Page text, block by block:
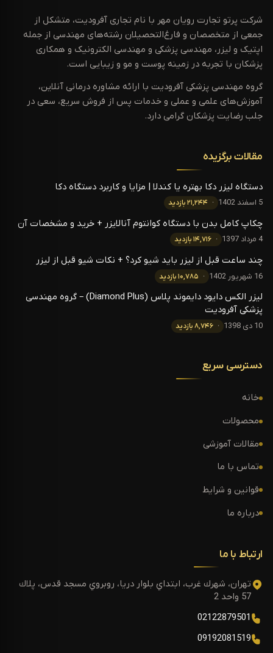
شرکت پرتو تجارت رویان مهر با نام تجاری آفرودیت، متشکل از
جمعی از متخصصان و فارغ‌التحصیلان رشته‌های مهندسی از جمله
اپتیک و لیزر، مهندسی پزشکی و مهندسی الکترونیک و همکاری
پزشکان با تجربه در زمینه پوست و مو و زیبایی است.
گروه مهندسی پزشکی آفرودیت با ارائه مشاوره درمانی آنلاین،
آموزش‌های علمی و عملی و خدمات پس از فروش سریع، سعی در
جلب رضایت پزشکان گرامی دارد.
مقالات برگزیده
دستگاه لیزر دکا بهتره یا کندلا | مزایا و کاربرد دستگاه دکا
5 اسفند 1402 ۲۱,۲۴۴ بازدید
چکاپ کامل بدن با دستگاه کوانتوم آنالایزر + خرید و مشخصات آن
4 مرداد 1397 ۱۴,۷۱۶ بازدید
چند ساعت قبل از لیزر باید شیو کرد؟ + نکات شیو قبل از لیزر
16 شهریور 1402 ۱۰,۷۸۵ بازدید
لیزر الکس دایود دایموند پلاس (Diamond Plus) – گروه مهندسی
پزشکی آفرودیت
10 دی 1398 ۸,۷۴۶ بازدید
دسترسی سریع
خانه
محصولات
مقالات آموزشی
تماس با ما
قوانین و شرایط
درباره ما
ارتباط با ما
تهران، شهرك غرب، ابتداي بلوار دريا، روبروي مسجد قدس، پلاك
57 واحد 2
02122879501
09192081519